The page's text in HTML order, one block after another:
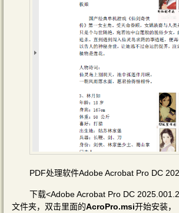
PDF处理软件Adobe Acrobat Pro DC
下载<Adobe Acrobat Pro DC
文件夹，双击里面的AcroPro.msi开始安装，